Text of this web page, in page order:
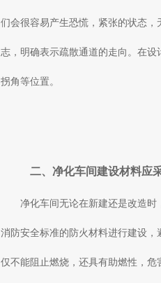
们会很容易产生恐慌，紧张的状态
志，明确表示疏散通道的走向。在
拐角等位置。
二、净化车间建设材料应
净化车间无论在新建还是改造
消防安全标准的防火材料进行建设
仅不能阻止燃烧，还具有助燃性，